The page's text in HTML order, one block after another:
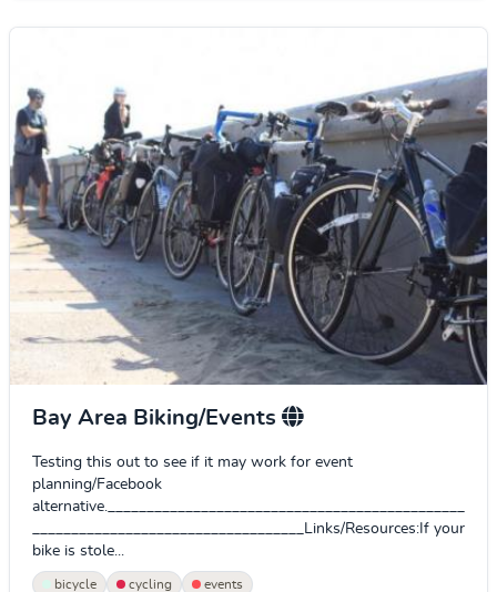
Bay Area Biking/Events
Testing this out to see if it may work for event
planning/Facebook
alternative.______________________________________________
___________________________________Links/Resources:If your
bike is stole...
bicycle cycling events